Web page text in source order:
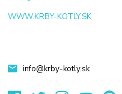
WWW.KRBY-KOTLY.SK
info@krby-kotly.sk